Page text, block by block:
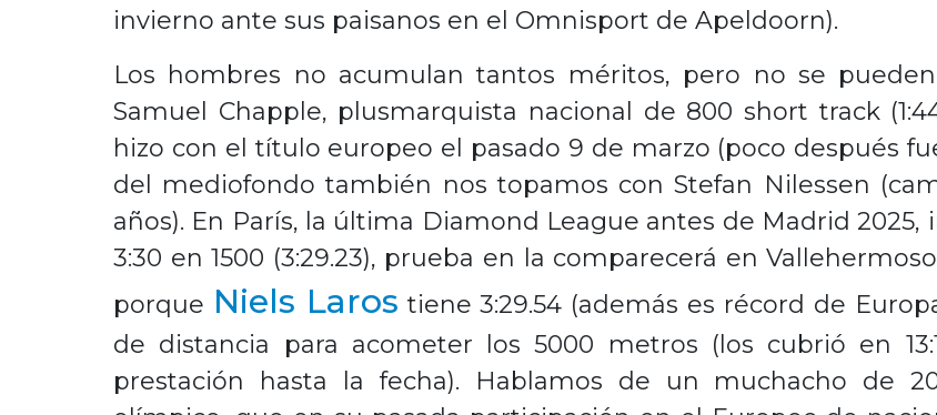
invierno ante sus paisanos en el Omnisport de Apeldoorn).
Los hombres no acumulan tantos méritos, pero no se
Samuel Chapple, plusmarquista nacional de 800 short track
hizo con el título europeo el pasado 9 de marzo (poco después
del mediofondo también nos topamos con Stefan Nilessen
años). En París, la última Diamond League antes de Madrid
3:30 en 1500 (3:29.23), prueba en la comparecerá en
porque Niels Laros tiene 3:29.54 (además es récord de
de distancia para acometer los 5000 metros (los cubrió en
prestación hasta la fecha). Hablamos de un muchacho de